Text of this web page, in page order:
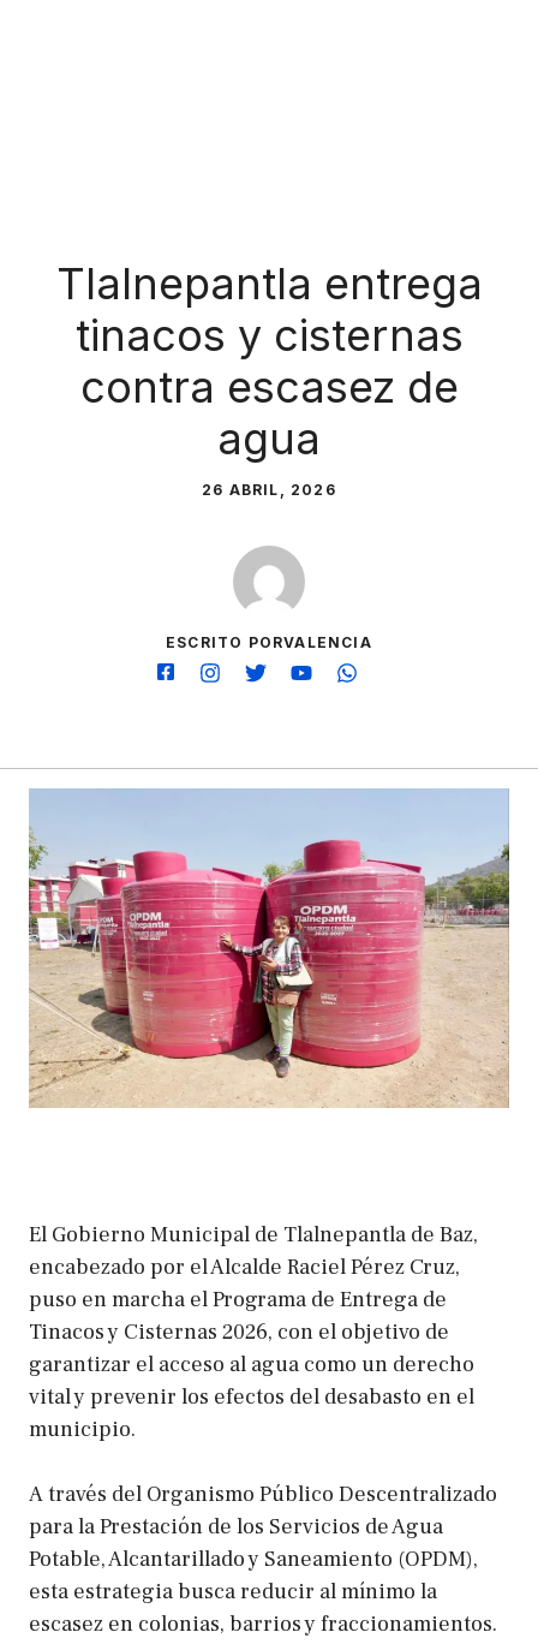
Tlalnepantla entrega
tinacos y cisternas
contra escasez de
agua
26 ABRIL, 2026
ESCRITO PORVALENCIA
El Gobierno Municipal de Tlalnepantla de Baz,
encabezado por el Alcalde Raciel Pérez Cruz,
puso en marcha el Programa de Entrega de
Tinacos y Cisternas 2026, con el objetivo de
garantizar el acceso al agua como un derecho
vital y prevenir los efectos del desabasto en el
municipio.
A través del Organismo Público Descentralizado
para la Prestación de los Servicios de Agua
Potable, Alcantarillado y Saneamiento (OPDM),
esta estrategia busca reducir al mínimo la
escasez en colonias, barrios y fraccionamientos.